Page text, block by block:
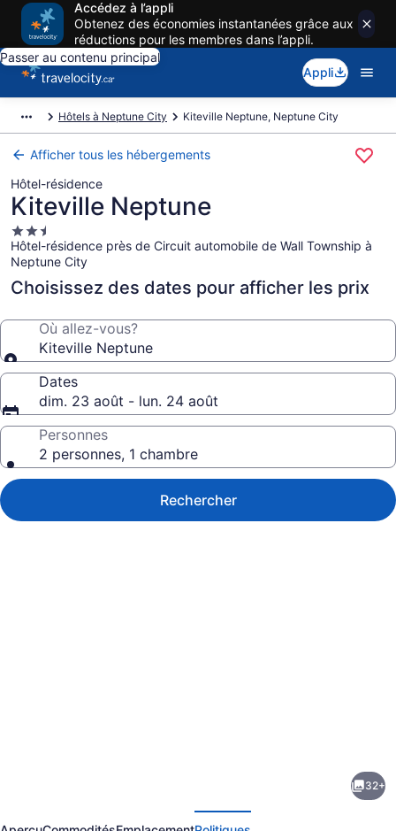
Accédez à l’appli
Obtenez des économies instantanées grâce aux
réductions pour les membres dans l’appli.
Passer au contenu principal
Appli
Hôtels à Neptune City Kiteville Neptune, Neptune City
Afficher tous les hébergements
Hôtel-résidence
Kiteville Neptune
Hébergement
2.5 étoiles
Hôtel-résidence près de Circuit automobile de Wall Township à
Neptune City
Choisissez des dates pour afficher les prix
Où allez-vous?
Kiteville Neptune
Dates
dim. 23 août - lun. 24 août
Personnes
2 personnes, 1 chambre
Rechercher
Kiteville
32+